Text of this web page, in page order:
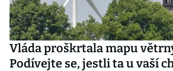
Vláda proškrtala mapu
Podívejte se, jestli ta u vaší